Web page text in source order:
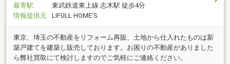
最寄駅
東武鉄道東上線 志木駅 徒歩4分
情報提供元
LIFULL HOME'S
東京、埼玉の不動産をリフォーム再販、土地から仕入れたものは新
築戸建てを建築し販売しております。お困りの不動産がありました
ら弊社買取にて検討しますのでご気軽にご連絡ください。